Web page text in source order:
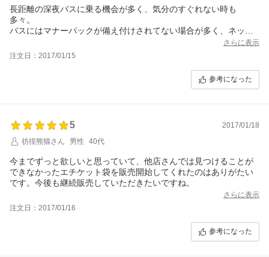
長距離の深夜バスに乗る機会が多く、気分のすぐれない時も
多々。
バスにはマナーパックが備え付けされてない場合が多く、ネット
さらに表示
注文日：2017/01/15
参考になった
5
2017/01/18
彷徨熊猫さん
男性 40代
今までずっと欲しいと思っていて、他店さんでは見つけることが
できなかったエチケット袋を販売開始してくれたのはありがたい
です。今後も継続販売していただきたいですね。
さらに表示
注文日：2017/01/16
参考になった